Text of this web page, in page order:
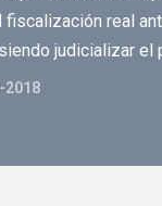
real
judicializar el
2018